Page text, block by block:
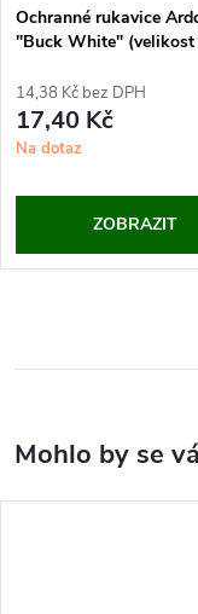
Ochranné rukavice
"Buck White" (velikost
14,38 Kč bez DPH
17,40 Kč
Na dotaz
ZOBRAZIT